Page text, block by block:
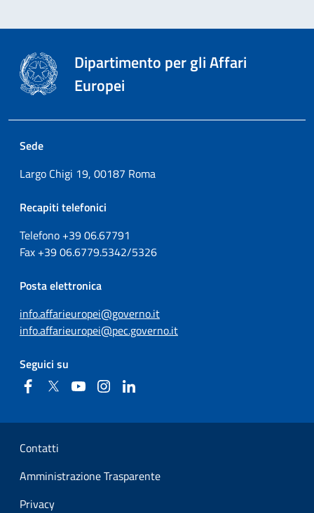
Dipartimento per gli Affari
Europei
Sede
Largo Chigi 19, 00187 Roma
Recapiti telefonici
Telefono +3906.67791
Fax +3906.6779.5342/5326
Posta elettronica
info.affarieuropei@governo.it
info.affarieuropei@pec.governo.it
Seguici su
FacebookTwitter YouTubeInstagram
Sezione Link Utili
Contatti
Amministrazione Trasparente
Privacy